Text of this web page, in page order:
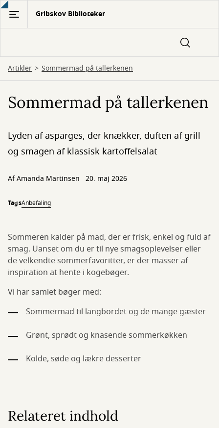
Gå
hovedindhold
Gribskov Biblioteker
Artikler Sommermad på tallerkenen
Sommermad på tallerkenen
Lyden af asparges, der knækker, duften af grill
og smagen af klassisk kartoffelsalat
AfAmanda Martinsen 20. maj 2026
TagsAnbefaling
Sommeren kalder på mad, der er frisk, enkel og fuld af
smag. Uanset om du er til nye smagsoplevelser eller
de velkendte sommerfavoritter, er der masser af
inspiration at hente i kogebøger.
Vi har samlet bøger med:
Sommermad til langbordet og de mange gæster
Grønt, sprødt og knasende sommerkøkken
Kolde, søde og lækre desserter
Relateret indhold